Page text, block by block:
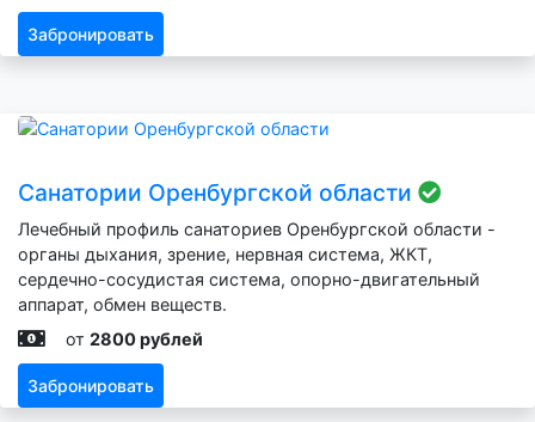
Забронировать
Санатории Оренбургской области
Лечебный профиль санаториев Оренбургской области -
органы дыхания, зрение, нервная система, ЖКТ,
сердечно-сосудистая система, опорно-двигательный
аппарат, обмен веществ.
от 2800 рублей
Забронировать